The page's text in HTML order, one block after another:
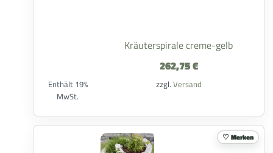
Kräuterspirale creme-gelb
262,75€
Enthält 19%
MwSt.
zzgl. Versand
Merken